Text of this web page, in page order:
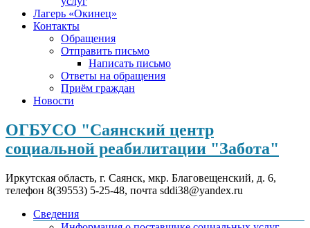
Лагерь «Окинец»
Контакты
Обращения
Отправить письмо
Написать письмо
Ответы на обращения
Приём граждан
Новости
ОГБУСО "Саянский центр
социальной реабилитации "Забота"
Иркутская область, г. Саянск, мкр. Благовещенский, д. 6,
телефон 8(39553) 5-25-48, почта sddi38@yandex.ru
Сведения